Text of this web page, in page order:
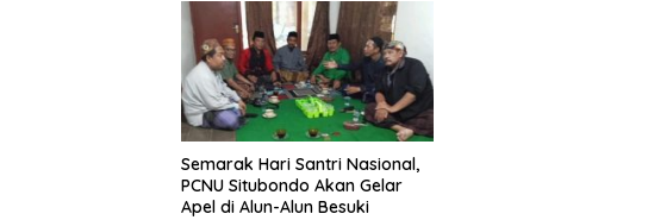
Semarak Hari Santri Nasional,
PCNU Situbondo Akan Gelar
Apel di Alun-Alun Besuki